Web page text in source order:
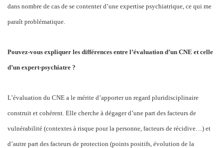
dans nombre de cas de se contenter d’une expertise psychiatrique, ce qui me
paraît problématique.
Pouvez-vous expliquer les différences entre l’évaluation d’un CNE et celle
d’un expert-psychiatre ?
L’évaluation du CNE a le mérite d’apporter un regard pluridisciplinaire
construit et cohérent. Elle cherche à dégager d’une part des facteurs de
vulnérabilité (contextes à risque pour la personne, facteurs de récidive…) et
d’autre part des facteurs de protection (points positifs, évolution de la